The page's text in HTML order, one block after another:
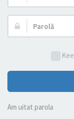
utilizator:
Parolă:
Am uitat parola